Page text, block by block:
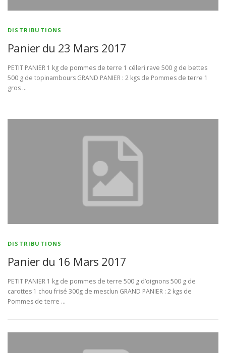
DISTRIBUTIONS
Panier du 23 Mars 2017
PETIT PANIER 1 kg de pommes de terre 1 céleri rave 500 g de bettes
500 g de topinambours GRAND PANIER : 2 kgs de Pommes de terre 1
gros …
DISTRIBUTIONS
Panier du 16 Mars 2017
PETIT PANIER 1 kg de pommes de terre 500 g d’oignons 500 g de
carottes 1 chou frisé 300g de mesclun GRAND PANIER : 2 kgs de
Pommes de terre …